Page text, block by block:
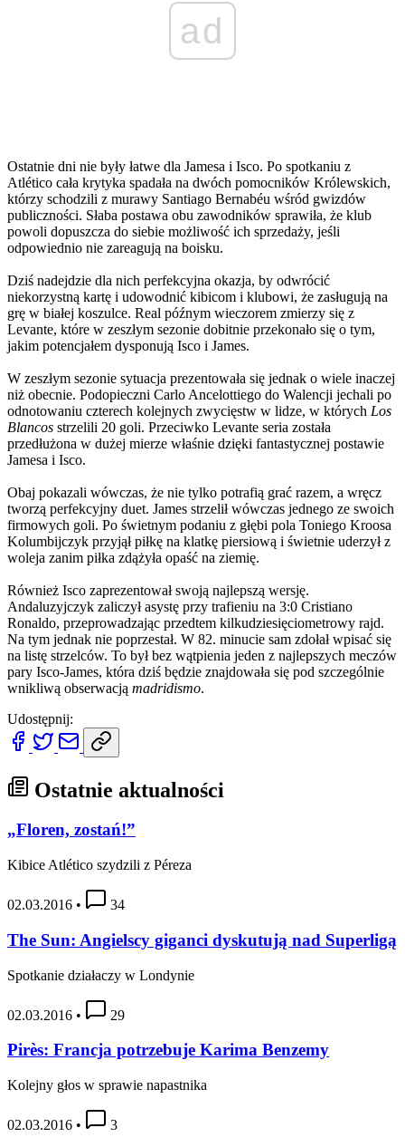
ad
Ostatnie dni nie były łatwe dla Jamesa i Isco. Po spotkaniu z
Atlético cała krytyka spadała na dwóch pomocników Królewskich,
którzy schodzili z murawy Santiago Bernabéu wśród gwizdów
publiczności. Słaba postawa obu zawodników sprawiła, że klub
powoli dopuszcza do siebie możliwość ich sprzedaży, jeśli
odpowiednio nie zareagują na boisku.
Dziś nadejdzie dla nich perfekcyjna okazja, by odwrócić
niekorzystną kartę i udowodnić kibicom i klubowi, że zasługują na
grę w białej koszulce. Real późnym wieczorem zmierzy się z
Levante, które w zeszłym sezonie dobitnie przekonało się o tym,
jakim potencjałem dysponują Isco i James.
W zeszłym sezonie sytuacja prezentowała się jednak o wiele inaczej
niż obecnie. Podopieczni Carlo Ancelottiego do Walencji jechali po
odnotowaniu czterech kolejnych zwycięstw w lidze, w których Los
Blancos strzelili 20 goli. Przeciwko Levante seria została
przedłużona w dużej mierze właśnie dzięki fantastycznej postawie
Jamesa i Isco.
Obaj pokazali wówczas, że nie tylko potrafią grać razem, a wręcz
tworzą perfekcyjny duet. James strzelił wówczas jednego ze swoich
firmowych goli. Po świetnym podaniu z głębi pola Toniego Kroosa
Kolumbijczyk przyjął piłkę na klatkę piersiową i świetnie uderzył z
woleja zanim piłka zdążyła opaść na ziemię.
Również Isco zaprezentował swoją najlepszą wersję.
Andaluzyjczyk zaliczył asystę przy trafieniu na 3:0 Cristiano
Ronaldo, przeprowadzając przedtem kilkudziesięciometrowy rajd.
Na tym jednak nie poprzestał. W 82. minucie sam zdołał wpisać się
na listę strzelców. To był bez wątpienia jeden z najlepszych meczów
pary Isco-James, która dziś będzie znajdowała się pod szczególnie
wnikliwą obserwacją madridismo.
Udostępnij:
Ostatnie aktualności
„Floren, zostań!”
Kibice Atlético szydzili z Péreza
02.03.2016 • 34
The Sun: Angielscy giganci dyskutują nad Superligą
Spotkanie działaczy w Londynie
02.03.2016 • 29
Pirès: Francja potrzebuje Karima Benzemy
Kolejny głos w sprawie napastnika
02.03.2016 • 3